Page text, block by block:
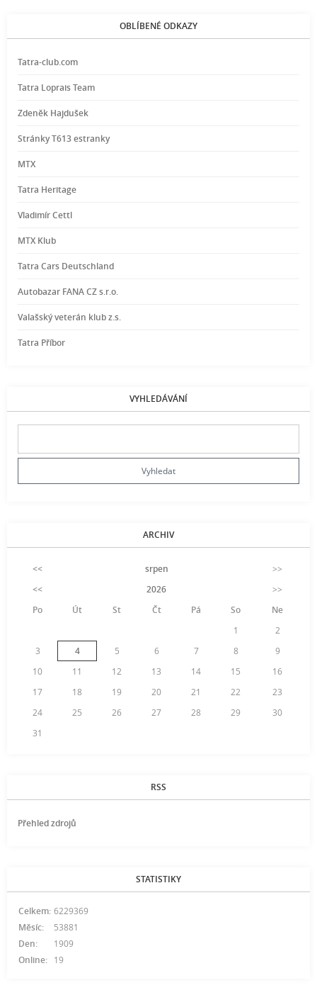
OBLÍBENÉ ODKAZY
Tatra-club.com
Tatra Loprais Team
Zdeněk Hajdušek
Stránky T613 estranky
MTX
Tatra Heritage
Vladimír Cettl
MTX Klub
Tatra Cars Deutschland
Autobazar FANA CZ s.r.o.
Valašský veterán klub z.s.
Tatra Příbor
VYHLEDÁVÁNÍ
ARCHIV
<< srpen
>>
<<
2026
>>
Po
Út St Čt Pá So
Ne
1
2
3
4 5 6 7 8
9
10
11 12 13 14 15
16
17
18 19 20 21 22
23
24
25 26 27 28 29
30
31
RSS
Přehled zdrojů
STATISTIKY
Online: 19
Celkem: 6229369
Měsíc:
53881
Den:
1909